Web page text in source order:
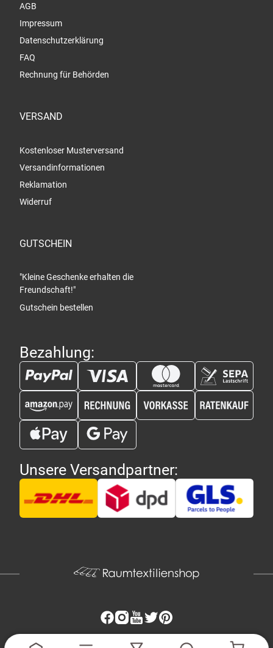
AGB
Impressum
Datenschutzerklärung
FAQ
Rechnung für Behörden
VERSAND
Kostenloser Musterversand
Versandinformationen
Reklamation
Widerruf
GUTSCHEIN
"Kleine Geschenke erhalten die
Freundschaft!"
Gutschein bestellen
Bezahlung:
Unsere Versandpartner: